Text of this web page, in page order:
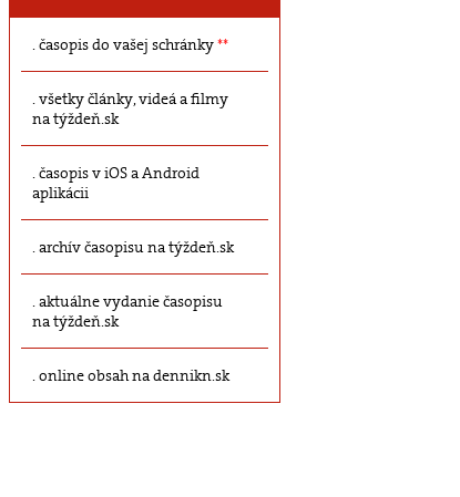
časopis do vašej schránky**
všetky články, videá a filmy
na týždeň.sk
časopis v iOS a Android
aplikácii
archív časopisu na týždeň.sk
aktuálne vydanie časopisu
na týždeň.sk
online obsah na dennikn.sk